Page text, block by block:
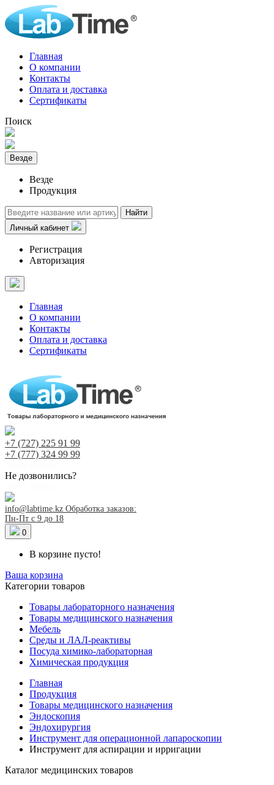
Главная
О компании
Контакты
Оплата и доставка
Сертификаты
Поиск
Везде
Везде
Продукция
Найти
Личный кабинет
Регистрация
Авторизация
Главная
О компании
Контакты
Оплата и доставка
Сертификаты
+7 (727) 225 91 99
+7 (777) 324 99 99
Не дозвонились?
info@labtime.kz Обработка заказов:
Пн-Пт с 9 до 18
0
В корзине пусто!
Ваша корзина
Категории товаров
Товары лабораторного назначения
Товары медицинского назначения
Мебель
Среды и ЛАЛ-реактивы
Посуда химико-лабораторная
Химическая продукция
Главная
Продукция
Товары медицинского назначения
Эндоскопия
Эндохирургия
Инструмент для операционной лапароскопии
Инструмент для аспирации и ирригации
Каталог медицинских товаров